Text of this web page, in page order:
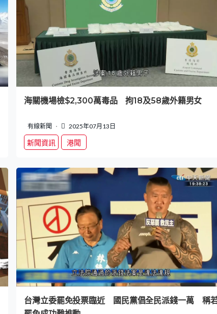
海關機場檢$2,300萬毒品 拘18及58歲外籍男女
有線新聞 2025年07月13日
新聞資訊 港聞
台灣立委罷免投票臨近 國民黨倡全民派錢一萬 稱